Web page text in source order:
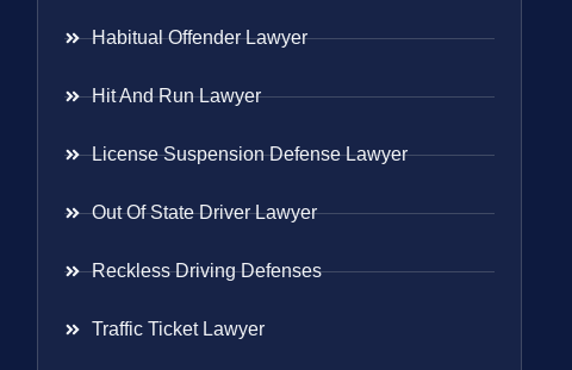
Habitual Offender Lawyer
Hit And Run Lawyer
License Suspension Defense Lawyer
Out Of State Driver Lawyer
Reckless Driving Defenses
Traffic Ticket Lawyer